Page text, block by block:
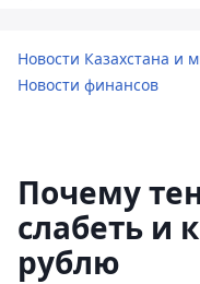
Новости Казахстана и
Новости финансов
Почему
слабеть и
рублю